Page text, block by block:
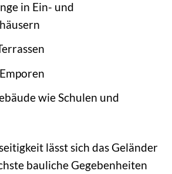
in Ein- und
wie Schulen und
lässt sich das Geländer
bauliche Gegebenheiten